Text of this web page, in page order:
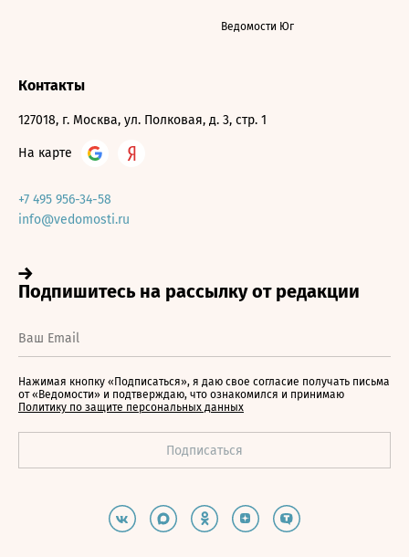
Ведомости Юг
Контакты
127018, г. Москва, ул. Полковая, д. 3, стр. 1
На карте
+7 495 956-34-58
info@vedomosti.ru
Нажимая кнопку «Подписаться», я даю свое согласие получать письма
от «Ведомости» и подтверждаю, что ознакомился и принимаю
Политику по защите персональных данных